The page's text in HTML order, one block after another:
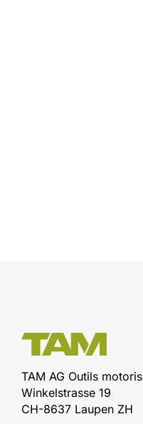
TAM AG Outils
Winkelstrasse 19
CH-8637 Laupen ZH